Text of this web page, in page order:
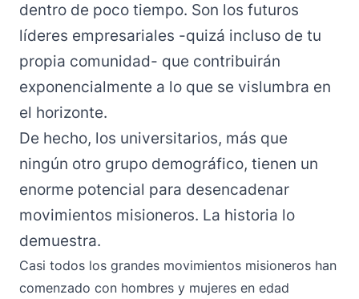
dentro de poco tiempo. Son los futuros
líderes empresariales -quizá incluso de tu
propia comunidad- que contribuirán
exponencialmente a lo que se vislumbra en
el horizonte.
De hecho, los universitarios, más que
ningún otro grupo demográfico, tienen un
enorme potencial para desencadenar
movimientos misioneros. La historia lo
demuestra.
Casi todos los grandes movimientos misioneros han
comenzado con hombres y mujeres en edad